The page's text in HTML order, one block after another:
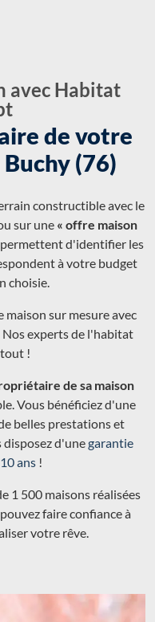
avec Habitat
de votre
(76)
constructible avec le
sur une « offre maison
permettent d'identifier les
à votre budget
choisie.
maison sur mesure avec
Nos experts de l'habitat
!
de sa maison
Vous bénéficiez d'une
belles prestations et
d'unegarantie
ans!
1 500 maisons réalisées
faire confiance à
votre rêve.